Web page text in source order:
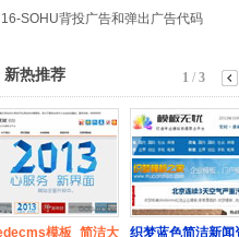
16-SOHU背投广告和弹出广告代码